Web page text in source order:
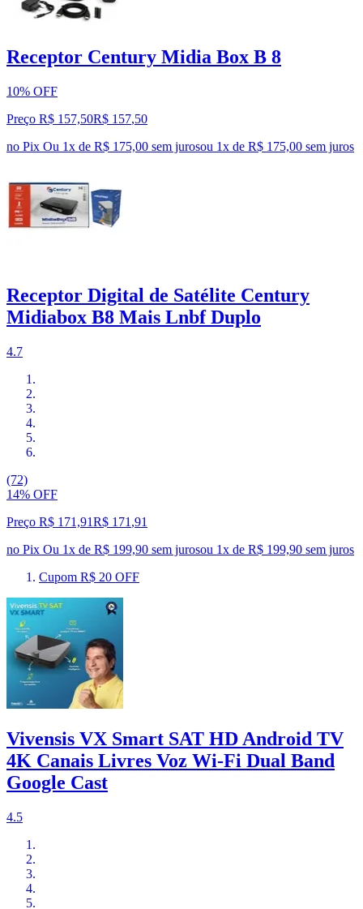
Receptor Century Midia Box B 8
10% OFF
Preço R$ 157,50R$ 157,50
no Pix Ou 1x de R$ 175,00 sem jurosou 1x de R$ 175,00 sem juros
Receptor Digital de Satélite Century
Midiabox B8 Mais Lnbf Duplo
4.7
(72)
14% OFF
Preço R$ 171,91R$ 171 ,91
no Pix Ou 1x de R$ 199,90 sem jurosou 1x de R$ 199,90 sem juros
Cupom R$ 20 OFF
Vivensis VX Smart SAT HD Android TV
4K Canais Livres Voz Wi-Fi Dual Band
Google Cast
4.5